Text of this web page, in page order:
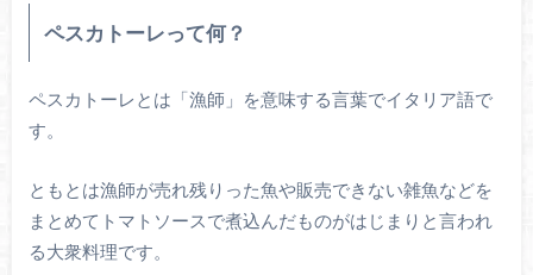
ペスカトーレって何？
ペスカトーレとは「漁師」を意味する言葉でイタリア語で
す。
ともとは漁師が売れ残りった魚や販売できない雑魚などを
まとめてトマトソースで煮込んだものがはじまりと言われ
る大衆料理です。